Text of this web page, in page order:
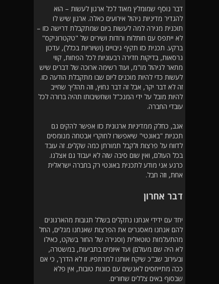
דבר נוסף שמומלץ מאוד לכל ארגון לעשות – הוא
להגדיר מדיניות ניהול אירועים כאלה. ארגון שיש לו
תוכנית מגירה למה לעשות ביום שמתקבלת דרישה כזו –
לא ייתפס עם חותלות ורודות ושירים של "טקטרוניקס"
ברקע. תכנית כזו תקיף גיבויים (ושיוריות בכלל), עדכון
גרסאות, בדיקות חדירה רבעוניות לכל הפחות, קווי
מתאר לניהול מו"מ, ועוד רשימה ארוכה של דברים שיש
לעשות כדי להיות מוכנים ליום שבו מתקבלת הודעה כזו.
זה לא דבר יקר, אבל זה דבר נחוץ, וזה תהליך שחייב
להיות מובל על ידי המנכ"ל ושחשיבותו תהיה ברורה לכל
עובדי החברה.
אגב, כחלק ממדיניות ארגונית כזו אפשר להקים גם
תכניות "באונטי" שיאפשרו לחוקרי אבטחה מנומסים
לדווח על פרצות ולקבל תמורתן כמה שקלים. זה עובד
בכל העולם, ואין שום סיבה שזה לא יעבוד גם אצלנו.
כרגע אני מודע לתכנית באונטי רק בחברה ישראלית
אחת, וזה חבל.
דבר אחרון
יחד עם ידידי אנחנו נתקלים בשלל תגובות מהארגונים
להם אנחנו מאסגרים את הפרצות שאנחנו מגלים, החל
מהתעלמות טוטאלית (וסגירה של החור בשקט, כאילו
לא היה שם מעולם) ועד איומים בתביעות, במשטרה,
ובעירוב שב"כ שיקח אותנו למרתפיו. זו לא הדרך, כי אם
ככה מתייחסים לאנשים עם כוונות טובות, אין פלא
שבסוף באים צללים שחורים.